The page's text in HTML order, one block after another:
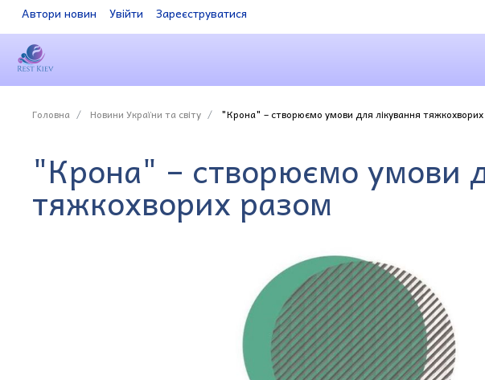
Автори новин Увійти Зареєструватися
Головна Новини України та світу "Крона" – створюємо умови для лікування
"Крона" – створюємо умови
тяжкохворих разом